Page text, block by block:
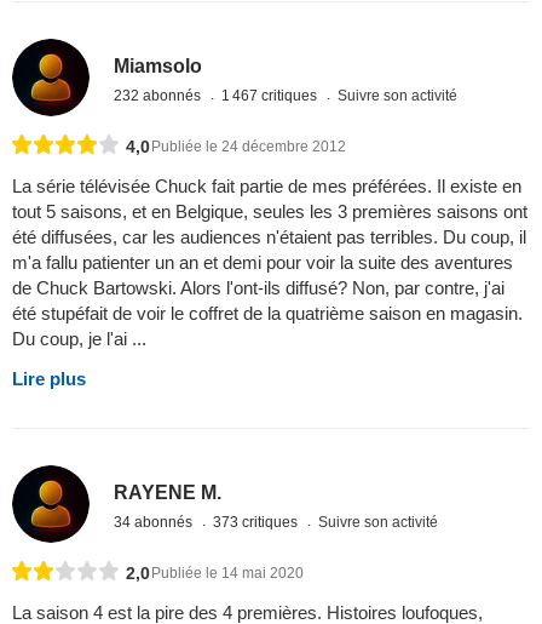
Miamsolo
232 abonnés 1 467 critiques Suivre son activité
4,0Publiée le 24 décembre 2012
La série télévisée Chuck fait partie de mes préférées. Il existe en
tout 5 saisons, et en Belgique, seules les 3 premières saisons ont
été diffusées, car les audiences n'étaient pas terribles. Du coup, il
m'a fallu patienter un an et demi pour voir la suite des aventures
de Chuck Bartowski. Alors l'ont-ils diffusé? Non, par contre, j'ai
été stupéfait de voir le coffret de la quatrième saison en magasin.
Du coup, je l'ai ...
Lire plus
RAYENE M.
34 abonnés 373 critiques Suivre son activité
2,0 Publiée le 14 mai 2020
La saison 4 est la pire des 4 premières. Histoires loufoques,